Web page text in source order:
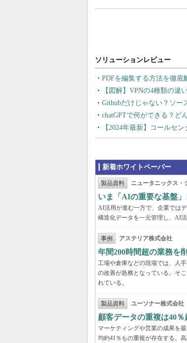
PDFを編集する方法を徹底
【図解】VPNの4種類の違
Githubだけじゃない？ソー
chatGPTで何ができる？ど
【2024年最新】コールセ
新着ホワイトペーパー
製品資料 ニュータニックス・
いま「AIの重要な基盤
AI活用が進む一方で、企業では
構造化データを一元管理し、AI
事例 アステリア株式会社
年間200時間超の業務を
工場や倉庫などの現場では、人
の改善が急務となっている。そ
れている。
製品資料 ユーソナー株式会社
顧客データの重複は40
マーケティングや営業の成果を
均約41％もの重複が存在する。